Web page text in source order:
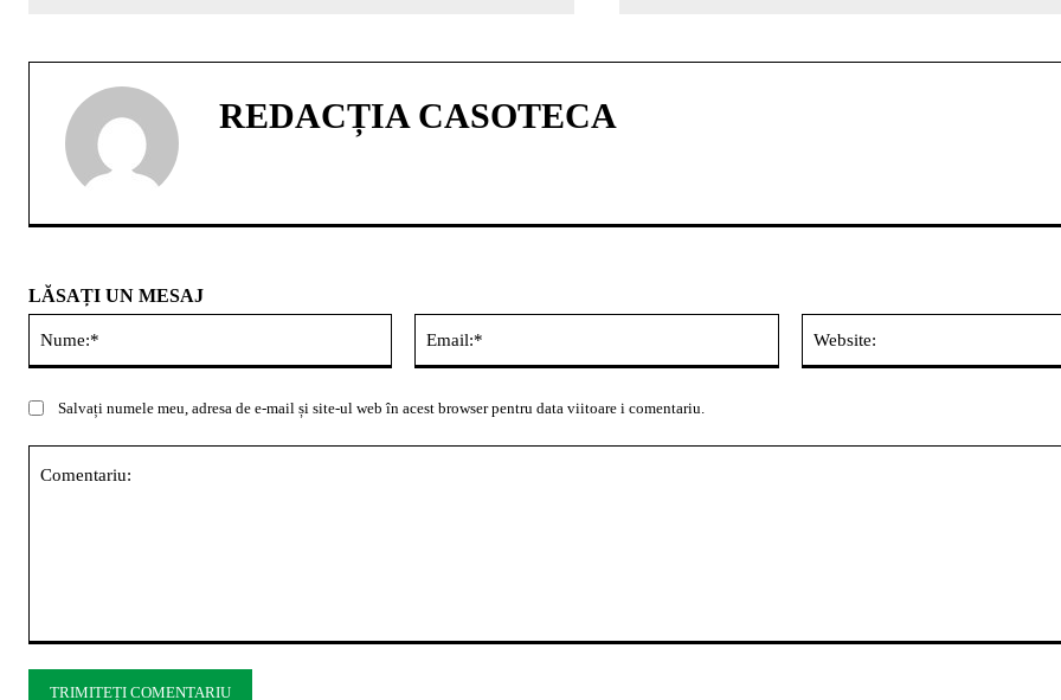
REDACȚIA CASOTECA
LĂSAȚI UN MESAJ
Salvați numele meu, adresa de e-mail și site-ul web în acest browser pentru data viitoare i comentariu.